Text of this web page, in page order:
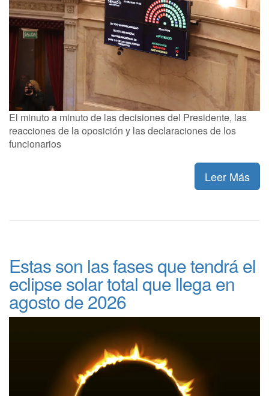
El minuto a minuto de las decisiones del Presidente, las
reacciones de la oposición y las declaraciones de los
funcionarios
Leer Más
Estas son las fases que tendrá el
eclipse solar total que llega en
agosto de 2026